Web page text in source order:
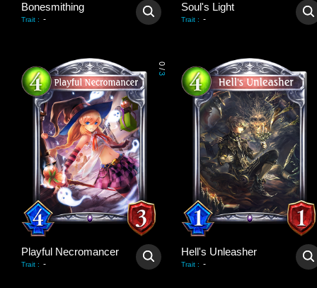
Bonesmithing
Trait : -
Soul's Light
Trait : -
0
/
3
Playful Necromancer
Trait : -
Hell's Unleasher
Trait : -